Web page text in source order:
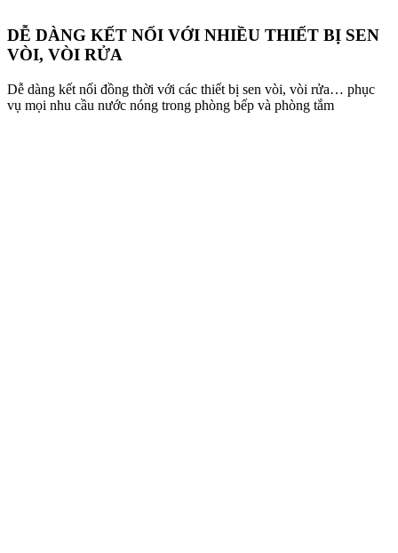
DỄ DÀNG KẾT NỐI VỚI NHIỀU THIẾT BỊ SEN
VÒI, VÒI RỬA
Dễ dàng kết nối đồng thời với các thiết bị sen vòi, vòi rửa… phục
vụ mọi nhu cầu nước nóng trong phòng bếp và phòng tắm